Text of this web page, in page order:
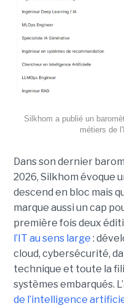
Silkhom a publié un
métiers de
Dans son dernier
2026, Silkhom évoque
descend en bloc mais
marque aussi un cap
première fois deux
l’IT au sens large :
cloud, cybersécurité,
technique et toute la
systèmes embarqués.
de l’intelligence